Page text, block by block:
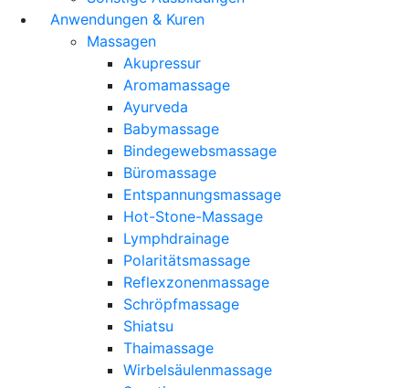
Anwendungen & Kuren
Massagen
Akupressur
Aromamassage
Ayurveda
Babymassage
Bindegewebsmassage
Büromassage
Entspannungsmassage
Hot-Stone-Massage
Lymphdrainage
Polaritätsmassage
Reflexzonenmassage
Schröpfmassage
Shiatsu
Thaimassage
Wirbelsäulenmassage